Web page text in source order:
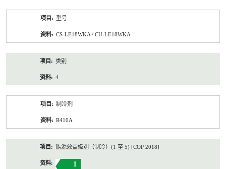
型号
CS-LE18WKA / CU-LE18WKA
类别
4
制冷剂
R410A
能源效益級別（制冷）(1 至 5) [COP 2018]
1